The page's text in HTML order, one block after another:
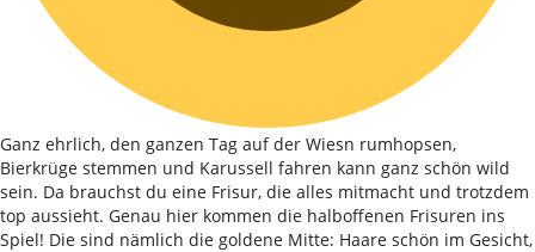
Ganz ehrlich, den ganzen Tag auf der Wiesn rumhopsen,
Bierkrüge stemmen und Karussell fahren kann ganz schön wild
sein. Da brauchst du eine Frisur, die alles mitmacht und trotzdem
top aussieht. Genau hier kommen die halboffenen Frisuren ins
Spiel! Die sind nämlich die goldene Mitte: Haare schön im Gesicht,